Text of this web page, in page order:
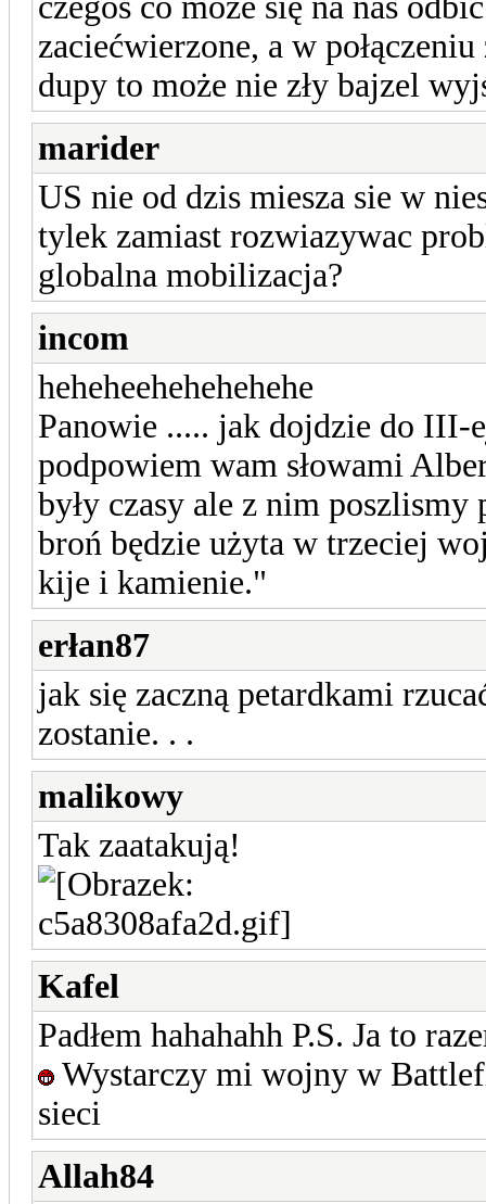
zaciećwierzone, a w
dupy to może nie zły bajzel
marider
US nie od dzis miesza sie w
tylek zamiast rozwiazywac
globalna mobilizacja?
incom
heheheehehehehehe
Panowie ..... jak dojdzie do III-
podpowiem wam słowami
były czasy ale z nim
broń będzie użyta w trzeciej
kije i kamienie."
erłan87
jak się zaczną petardkami
zostanie. . .
malikowy
Tak zaatakują!
Kafel
Padłem hahahahh P.S. Ja to
Wystarczy mi wojny w
sieci
Allah84